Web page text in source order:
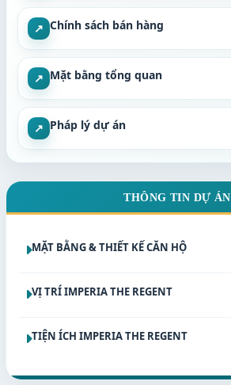
↗ Chính sách bán hàng
↗ Mặt bằng tổng quan
↗ Pháp lý dự án
THÔNG TIN DỰ ÁN
MẶT BẰNG & THIẾT KẾ CĂN HỘ
VỊ TRÍ IMPERIA THE REGENT
TIỆN ÍCH IMPERIA THE REGENT